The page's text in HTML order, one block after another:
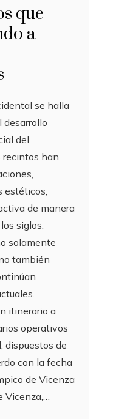
que
a
se halla
desarrollo
del
recintos han
estéticos,
de manera
siglos.
solamente
también
itinerario a
operativos
dispuestos de
con la fecha
de Vicenza